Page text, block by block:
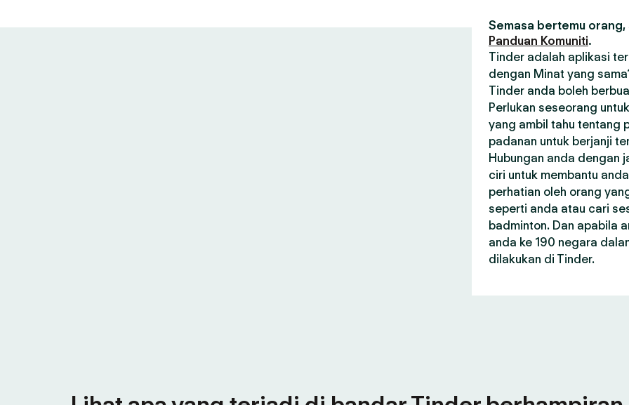
Semasa bertemu
Panduan Komuniti.
Tinder adalah aplikasi
dengan Minat yang
Tinder anda boleh
Perlukan seseorang
yang ambil tahu tentang
padanan untuk berjanji
Hubungan anda dengan
ciri untuk membantu
perhatian oleh orang
seperti anda atau cari
badminton. Dan apabila
anda ke 190 negara
dilakukan di Tinder.